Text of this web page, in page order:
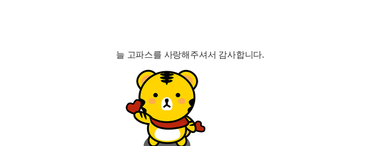
늘 고파스를 사랑해주셔서 감사합니다.